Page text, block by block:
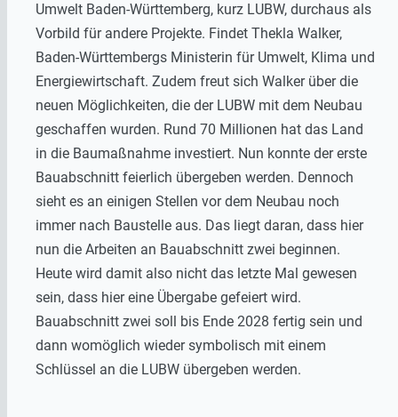
Umwelt Baden-Württemberg, kurz LUBW, durchaus als
Vorbild für andere Projekte. Findet Thekla Walker,
Baden-Württembergs Ministerin für Umwelt, Klima und
Energiewirtschaft. Zudem freut sich Walker über die
neuen Möglichkeiten, die der LUBW mit dem Neubau
geschaffen wurden. Rund 70 Millionen hat das Land
in die Baumaßnahme investiert. Nun konnte der erste
Bauabschnitt feierlich übergeben werden. Dennoch
sieht es an einigen Stellen vor dem Neubau noch
immer nach Baustelle aus. Das liegt daran, dass hier
nun die Arbeiten an Bauabschnitt zwei beginnen.
Heute wird damit also nicht das letzte Mal gewesen
sein, dass hier eine Übergabe gefeiert wird.
Bauabschnitt zwei soll bis Ende 2028 fertig sein und
dann womöglich wieder symbolisch mit einem
Schlüssel an die LUBW übergeben werden.